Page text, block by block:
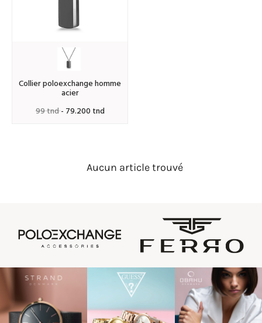
collier poloexchange homme
acier
99 tnd- 79.200 tnd
Aucun article trouvé